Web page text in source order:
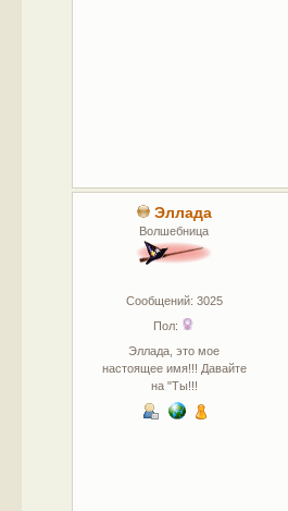
Эллада
Волшебница
Сообщений: 3025
Пол:
Эллада, это мое
настоящее имя!!! Давайте
на "Ты!!!